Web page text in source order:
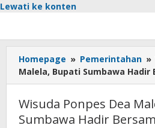
Lewati ke konten
Homepage » Pemerintahan »
Malela, Bupati Sumbawa Hadir
Wisuda Ponpes Dea
Sumbawa Hadir